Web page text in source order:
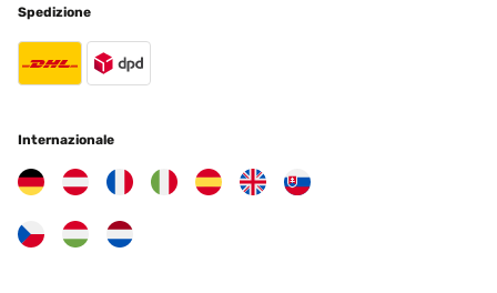
allem sind wir bisher rundum zufrieden mit dem Heizkörper und
Amazon-Benutzer
möchte ich sagen, dass der Handtuchheizkörper sehr gut
verarbeitet ist. Er sieht nicht nur robust und stabil aus, sondern ist
Spedizione
Internazionale